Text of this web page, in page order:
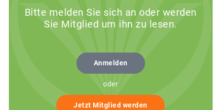
Bitte melden Sie sich an oder werden
Sie Mitglied um ihn zu lesen.
Anmelden
oder
Jetzt Mitglied werden